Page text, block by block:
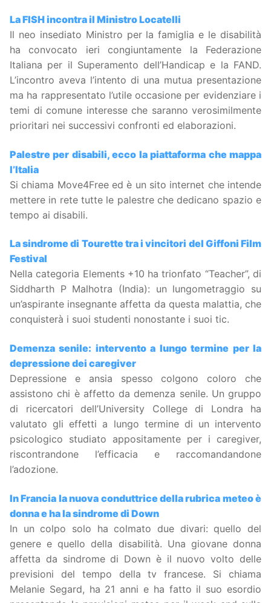
La FISH incontra il Ministro Locatelli
Il neo insediato Ministro per la famiglia e le disabilità
ha convocato ieri congiuntamente la Federazione
Italiana per il Superamento dell’Handicap e la FAND.
L’incontro aveva l’intento di una mutua presentazione
ma ha rappresentato l’utile occasione per evidenziare i
temi di comune interesse che saranno verosimilmente
prioritari nei successivi confronti ed elaborazioni.
Palestre per disabili, ecco la piattaforma che mappa
l’Italia
Si chiama Move4Free ed è un sito internet che intende
mettere in rete tutte le palestre che dedicano spazio e
tempo ai disabili.
La sindrome di Tourette tra i vincitori del Giffoni Film
Festival
Nella categoria Elements +10 ha trionfato “Teacher”, di
Siddharth P Malhotra (India): un lungometraggio su
un’aspirante insegnante affetta da questa malattia, che
conquisterà i suoi studenti nonostante i suoi tic.
Demenza senile: intervento a lungo termine per la
depressione dei caregiver
Depressione e ansia spesso colgono coloro che
assistono chi è affetto da demenza senile. Un gruppo
di ricercatori dell’University College di Londra ha
valutato gli effetti a lungo termine di un intervento
psicologico studiato appositamente per i caregiver,
riscontrandone l’efficacia e raccomandandone
l’adozione.
In Francia la nuova conduttrice della rubrica meteo è
donna e ha la sindrome di Down
In un colpo solo ha colmato due divari: quello del
genere e quello della disabilità. Una giovane donna
affetta da sindrome di Down è il nuovo volto delle
previsioni del tempo della tv francese. Si chiama
Melanie Segard, ha 21 anni e ha fatto il suo esordio